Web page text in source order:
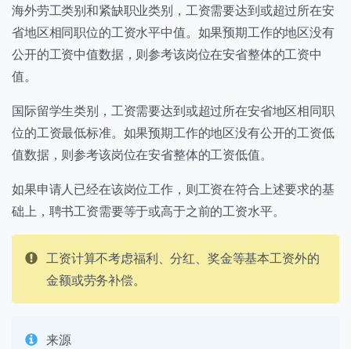
海外劳工类别和紧缺职业类别，工资需要达到或超过所在安
省地区相同职位的工资水平中值。如果预期工作的地区没有
公开的工资中值数据，则参考该岗位在安省整体的工资中
值。
国际留学生类别，工资需要达到或超过所在安省地区相同职
位的工资最低标准。如果预期工作的地区没有公开的工资低
值数据，则参考该岗位在安省整体的工资低值。
如果申请人已经在该岗位工作，则工资在符合上述要求的基
础上，聘书工资需要等于或高于之前的工资水平。
工资计算不考虑福利、分红、奖金等基本工资外的
金额或劳务补偿。
来源